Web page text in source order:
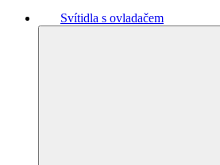
Svítidla s ovladačem